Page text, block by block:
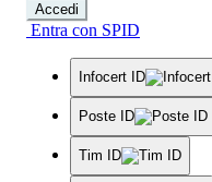
Accedi
Entra con SPID
Infocert ID
Poste ID
Tim ID